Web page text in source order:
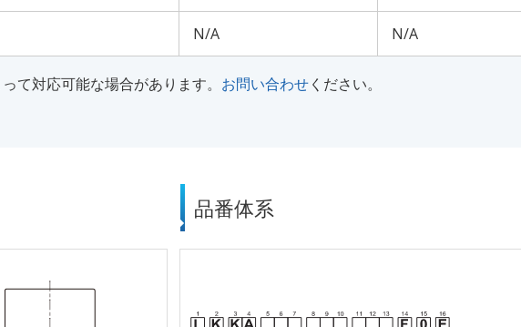
N/A N/A
て対応可能な場合があります。 お問い合わせください。
品番体系